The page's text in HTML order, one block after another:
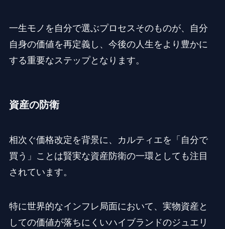
一生モノを自分で選ぶプロセスそのものが、自分
自身の価値を再定義し、今後の人生をより豊かに
する重要なステップとなります。
資産の防衛
相次ぐ価格改定を背景に、カルティエを「自分で
買う」ことは賢実な資産防衛の一環としても注目
されています。
特に世界的なインフレ局面において、実物資産と
しての価値が落ちにくいハイブランドのジュエリ